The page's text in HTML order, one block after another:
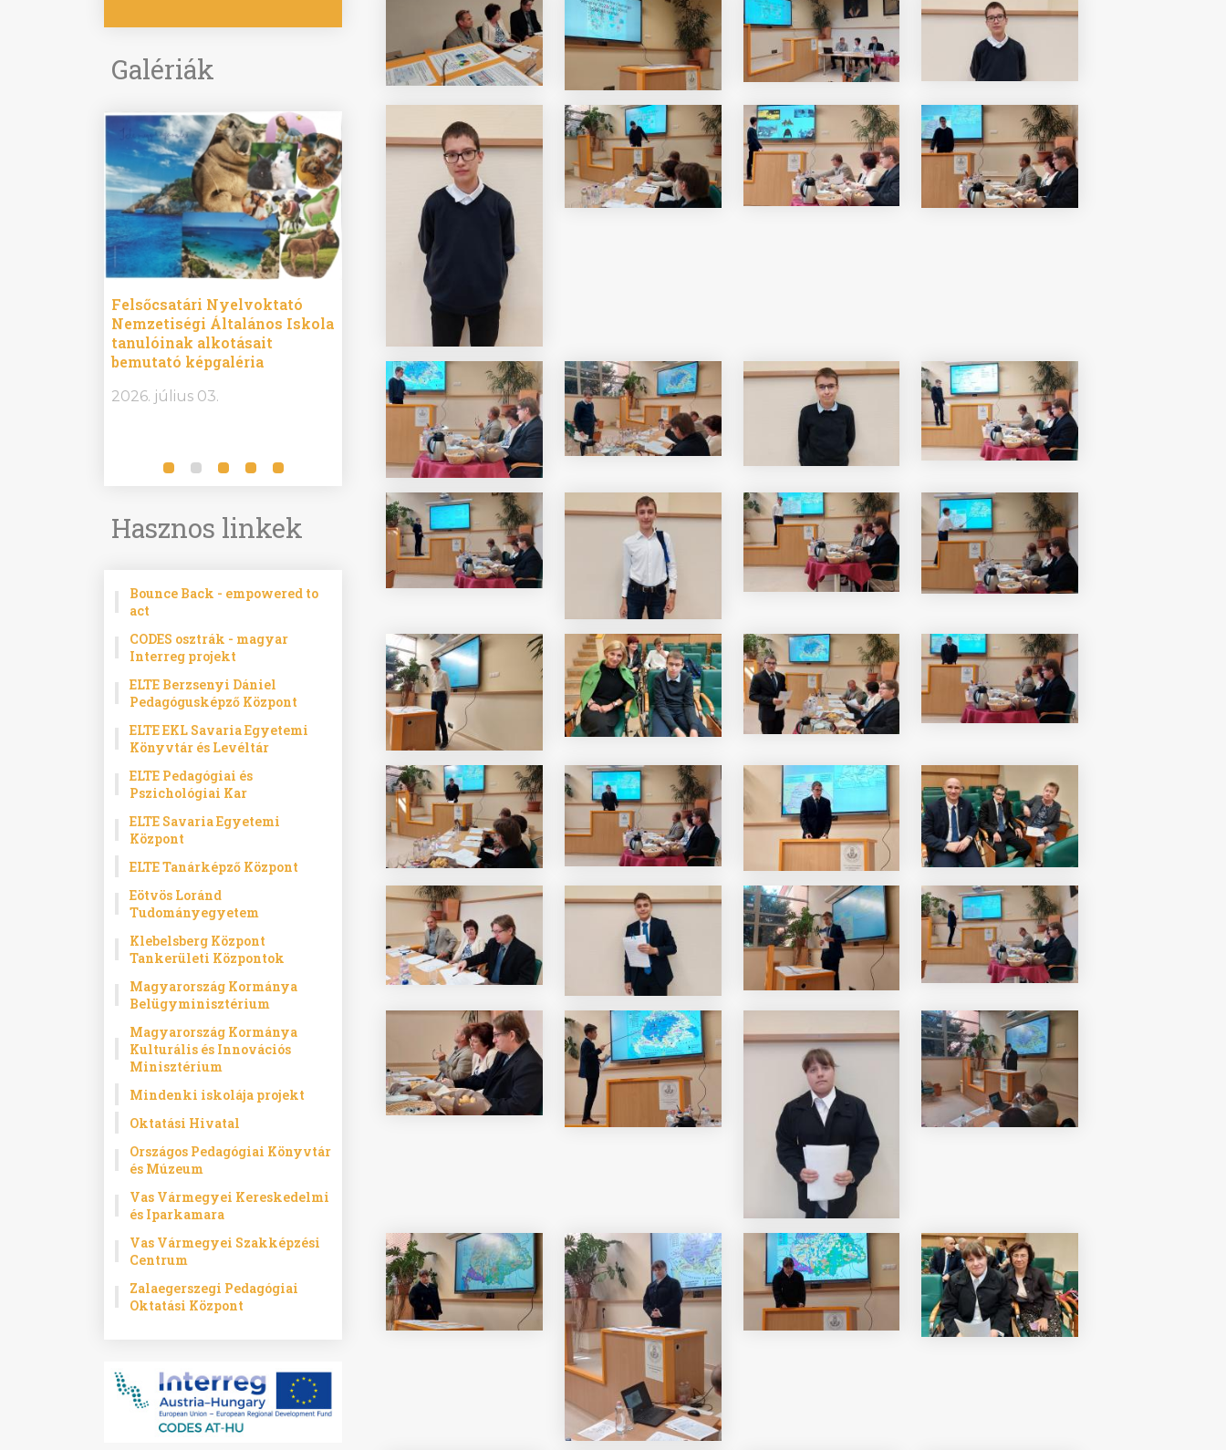
Galériák
Felsőcsatári Nyelvoktató
Nemzetiségi Általános Iskola
tanulóinak alkotásait
bemutató képgaléria
2026. július 03.
Győrvári Béri Balogh Ádám
Iskola diákjainak alkotásait
bemutató képgaléria
2026. július 03.
bemutató képgaléria
2026. július 03.
Hasznos linkek
Bounce Back - empowered to
act
CODES osztrák - magyar
Interreg projekt
ELTE Berzsenyi Dániel
Pedagógusképző Központ
ELTE EKL Savaria Egyetemi
Könyvtár és Levéltár
ELTE Pedagógiai és
Pszichológiai Kar
ELTE Savaria Egyetemi
Központ
ELTE Tanárképző Központ
Eötvös Loránd
Tudományegyetem
Klebelsberg Központ
Tankerületi Központok
Magyarország Kormánya
Belügyminisztérium
Magyarország Kormánya
Kulturális és Innovációs
Minisztérium
Mindenki iskolája projekt
Oktatási Hivatal
Országos Pedagógiai Könyvtár
és Múzeum
Vas Vármegyei Kereskedelmi
és Iparkamara
Vas Vármegyei Szakképzési
Centrum
Zalaegerszegi Pedagógiai
Oktatási Központ